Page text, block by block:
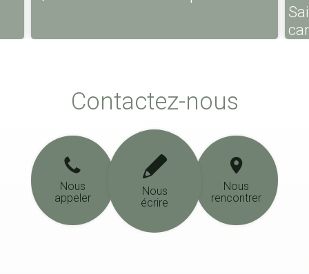
Contactez-nous
Nous
appeler
Nous
écrire
Nous
rencontrer